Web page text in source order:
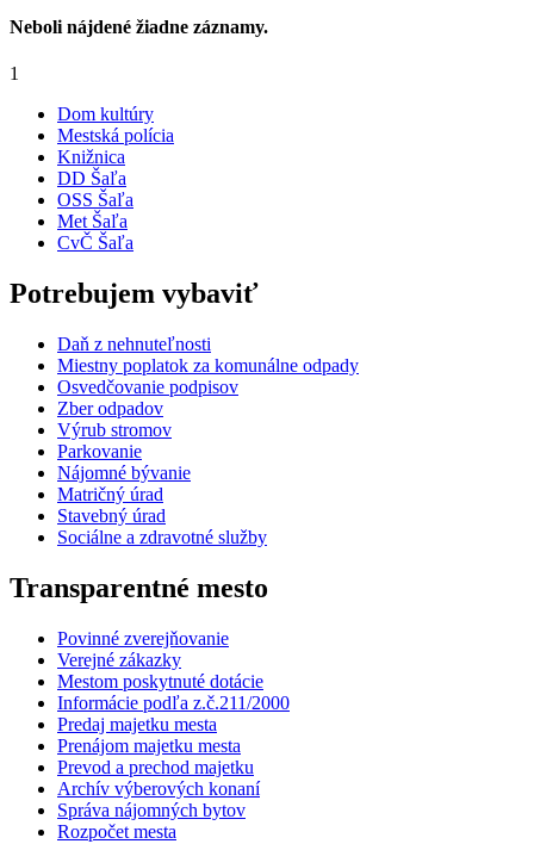
Neboli nájdené žiadne záznamy.
1
Dom kultúry
Mestská polícia
Knižnica
DD Šaľa
OSS Šaľa
Met Šaľa
CvČ Šaľa
Potrebujem vybaviť
Daň z nehnuteľnosti
Miestny poplatok za komunálne odpady
Osvedčovanie podpisov
Zber odpadov
Výrub stromov
Parkovanie
Nájomné bývanie
Matričný úrad
Stavebný úrad
Sociálne a zdravotné služby
Transparentné mesto
Povinné zverejňovanie
Verejné zákazky
Mestom poskytnuté dotácie
Informácie podľa z.č.211/2000
Predaj majetku mesta
Prenájom majetku mesta
Prevod a prechod majetku
Archív výberových konaní
Správa nájomných bytov
Rozpočet mesta